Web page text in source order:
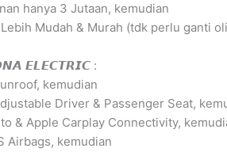
hanya 3 Jutaan, kemudian
Mudah & Murah (tdk perlu ganti
𝙀𝙇𝙀𝘾𝙏𝙍𝙄𝘾 :
kemudian
Driver & Passenger Seat,
& Apple Carplay Connectivity,
Airbags, kemudian